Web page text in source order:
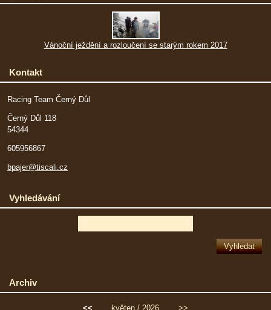
Vánoční ježdění a rozloučení se starým rokem 2017
Kontakt
Racing Team Černý Důl
Černý Důl 118
54344
605956867
bpajer@tiscali.cz
Vyhledávání
Archiv
<< květen / 2026 >>